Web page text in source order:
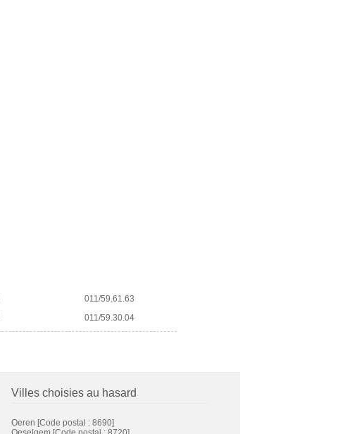
011/59.61.63
011/59.30.04
Villes choisies au hasard
Oeren [Code postal : 8690]